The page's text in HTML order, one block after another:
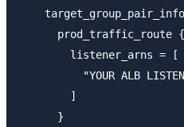
      prod_traffic_route {
        listener_arns = [
"YOUR ALB
        ]
      }